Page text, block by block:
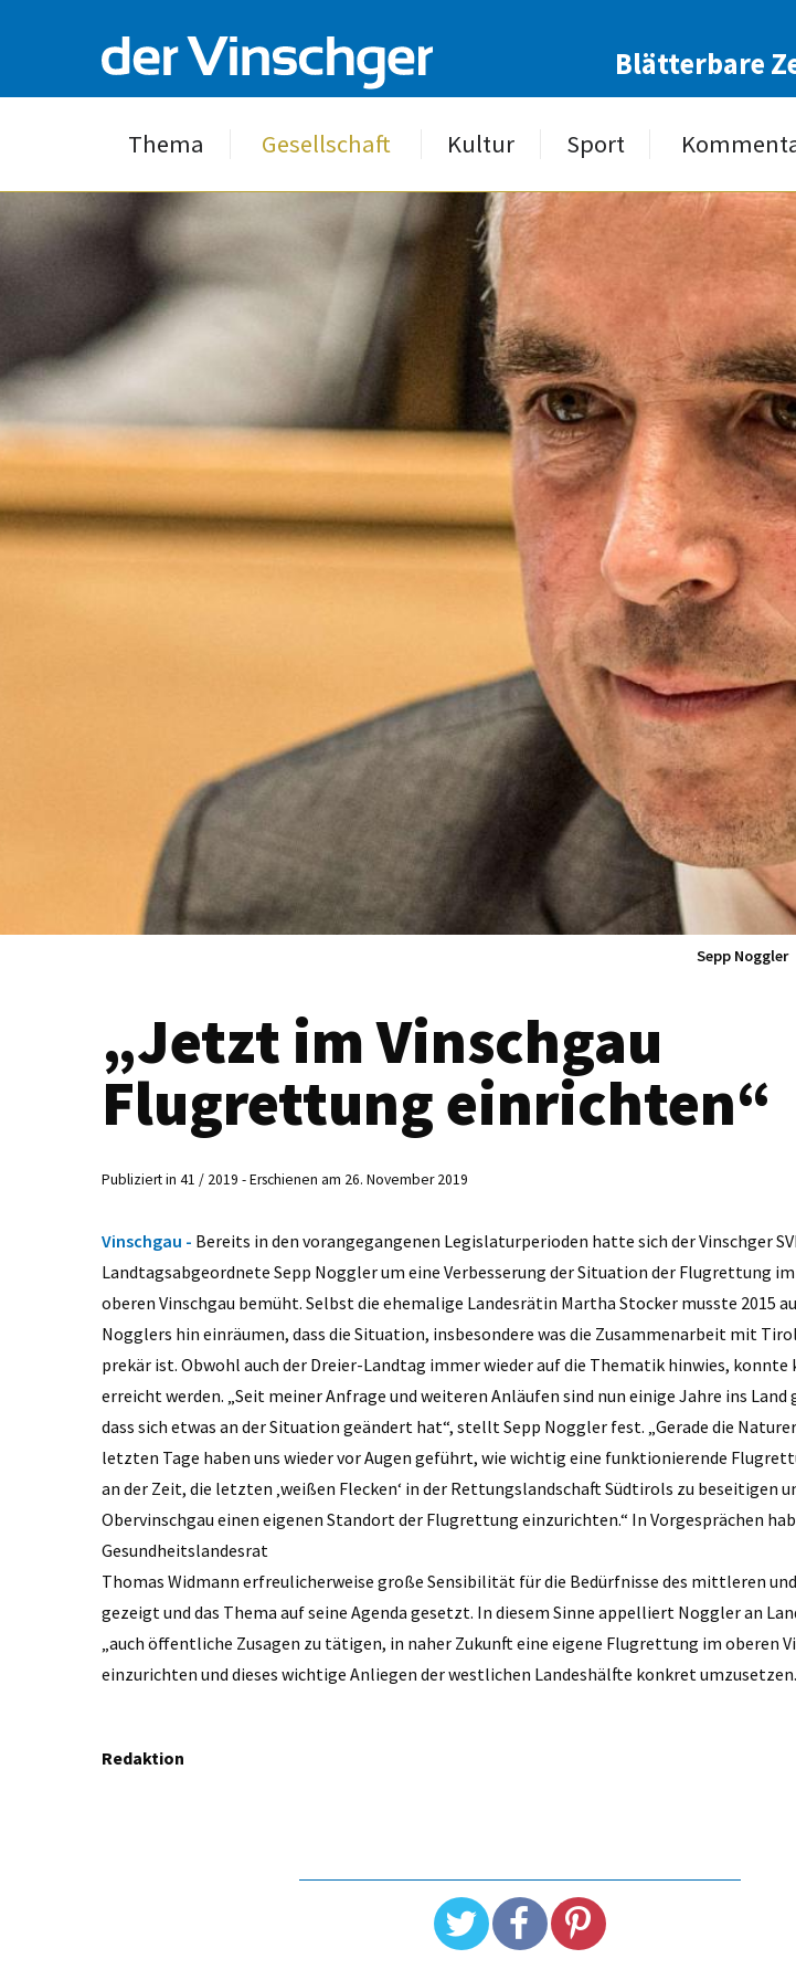
Blätterbare
Thema Gesellschaft Kultur Sport
Sepp Noggler
„Jetzt im Vinschgau
Flugrettung einrichten“
Publiziert in 41 / 2019 - Erschienen am 26. November 2019
Vinschgau - Bereits in den vorangegangenen Legislaturperioden hatte sich der Vinschger
Landtagsabgeordnete Sepp Noggler um eine Verbesserung der Situation der Flugrettung
oberen Vinschgau bemüht. Selbst die ehemalige Landesrätin Martha Stocker musste 2015
Nogglers hin einräumen, dass die Situation, insbesondere was die Zusammenarbeit mit
prekär ist. Obwohl auch der Dreier-Landtag immer wieder auf die Thematik hinwies, konnte
erreicht werden. „Seit meiner Anfrage und weiteren Anläufen sind nun einige Jahre ins Land
dass sich etwas an der Situation geändert hat“, stellt Sepp Noggler fest. „Gerade die
letzten Tage haben uns wieder vor Augen geführt, wie wichtig eine funktionierende
an der Zeit, die letzten ‚weißen Flecken‘ in der Rettungslandschaft Südtirols zu beseitigen
Obervinschgau einen eigenen Standort der Flugrettung einzurichten.“ In Vorgesprächen
Gesundheitslandesrat
Thomas Widmann erfreulicherweise große Sensibilität für die Bedürfnisse des mittleren
gezeigt und das Thema auf seine Agenda gesetzt. In diesem Sinne appelliert Noggler an
„auch öffentliche Zusagen zu tätigen, in naher Zukunft eine eigene Flugrettung im oberen
einzurichten und dieses wichtige Anliegen der westlichen Landeshälfte konkret
Redaktion